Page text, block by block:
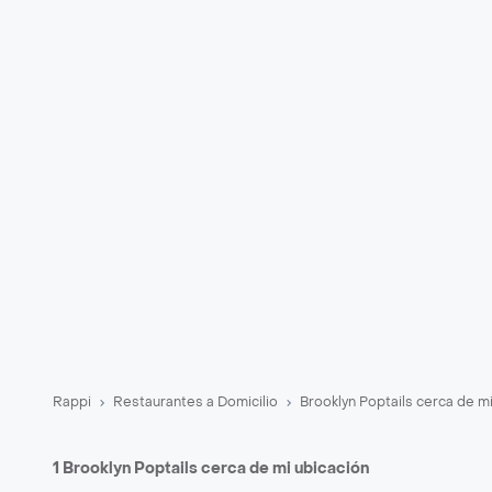
Rappi Restaurantes a Domicilio Brooklyn Poptails cerca de mi
1 Brooklyn Poptails cerca de mi ubicación